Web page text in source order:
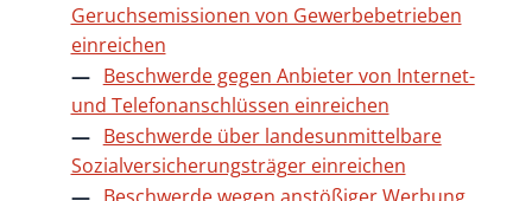
Geruchsemissionen von Gewerbebetrieben
einreichen
Beschwerde gegen Anbieter von Internet-
und Telefonanschlüssen einreichen
Beschwerde über landesunmittelbare
Sozialversicherungsträger einreichen